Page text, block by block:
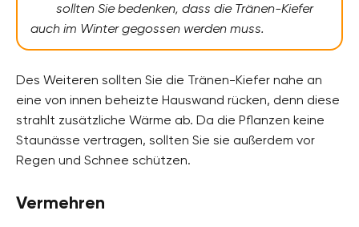
sollten Sie bedenken, dass die Tränen-Kiefer
auch im Winter gegossen werden muss.
Des Weiteren sollten Sie die Tränen-Kiefer nahe an
eine von innen beheizte Hauswand rücken, denn diese
strahlt zusätzliche Wärme ab. Da die Pflanzen keine
Staunässe vertragen, sollten Sie sie außerdem vor
Regen und Schnee schützen.
Vermehren